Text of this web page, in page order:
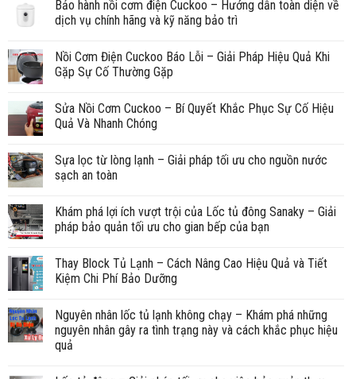
Bảo hành nồi cơm điện Cuckoo – Hướng dẫn toàn diện về
dịch vụ chính hãng và kỹ năng bảo trì
Nồi Cơm Điện Cuckoo Báo Lỗi – Giải Pháp Hiệu Quả Khi
Gặp Sự Cố Thường Gặp
Sửa Nồi Cơm Cuckoo – Bí Quyết Khắc Phục Sự Cố Hiệu
Quả Và Nhanh Chóng
Sựa lọc từ lòng lạnh – Giải pháp tối ưu cho nguồn nước
sạch an toàn
Khám phá lợi ích vượt trội của Lốc tủ đông Sanaky – Giải
pháp bảo quản tối ưu cho gian bếp của bạn
Thay Block Tủ Lạnh – Cách Nâng Cao Hiệu Quả và Tiết
Kiệm Chi Phí Bảo Dưỡng
Nguyên nhân lốc tủ lạnh không chạy – Khám phá những
nguyên nhân gây ra tình trạng này và cách khắc phục hiệu
quả